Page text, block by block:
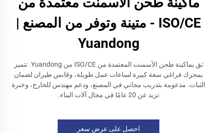
ISO/CE - متينة وتوفر من المصنع |
Yuandong
ثق بماكينة طحن الأسمنت المعتمدة من ISO/CE من Yuandong. تتميز
بمحرك فراغي سعة كبيرة لساعات عمل طويلة، وقابس طيران لضمان
الثبات. مدعومة بتدريب مجاني في المصنع، ودعم مهندس للخارج، وخبرة
تزيد عن 20 عامًا في مجال آلات البناء.
احصل على عرض سعر